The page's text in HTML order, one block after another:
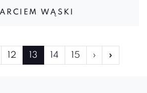
WĄSKI
Page
12
Current
Page
13 Page
14 Page
15 › »